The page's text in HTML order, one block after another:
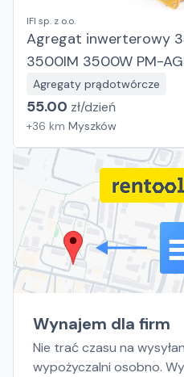
IFI sp. z o.o.
Agregat inwerterowy
3500IM 3500W PM-
Agregaty prądotwórcze
55.00 zł/dzień
+36 km Myszków
Wynajem dla firm
Nie trać czasu na
wypożyczalni osobno.